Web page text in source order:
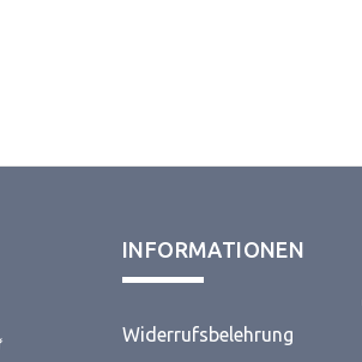
INFORMATIONEN
Widerrufsbelehrung